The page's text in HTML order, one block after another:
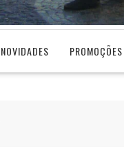
NOVIDADES PROMOÇÕES